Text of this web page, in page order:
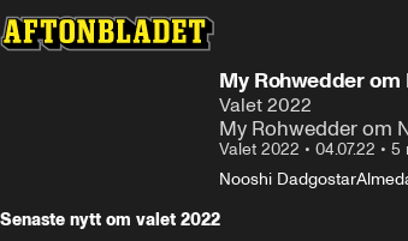
My Rohwedder
Valet 2022
My Rohwedder om
Valet 2022 • 04.07.22 • 5
Nooshi Dadgostar
Senaste nytt om valet 2022